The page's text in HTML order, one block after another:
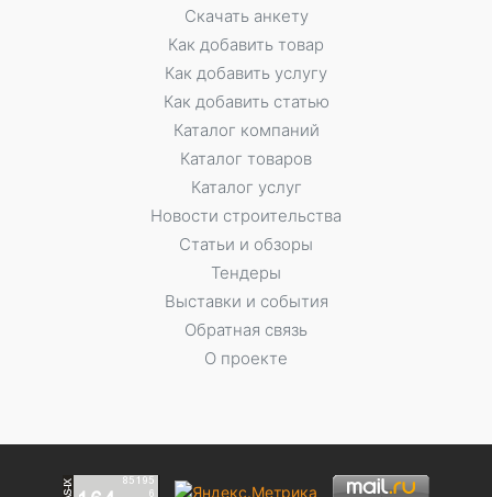
Скачать анкету
Как добавить товар
Как добавить услугу
Как добавить статью
Каталог компаний
Каталог товаров
Каталог услуг
Новости строительства
Статьи и обзоры
Тендеры
Выставки и события
Обратная связь
О проекте